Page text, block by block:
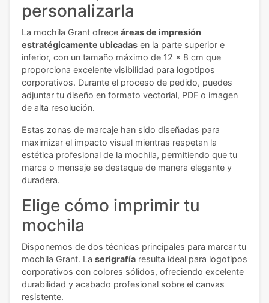
personalizarla
La mochila Grant ofrece áreas de impresión
estratégicamente ubicadas en la parte superior e
inferior, con un tamaño máximo de 12 x 8 cm que
proporciona excelente visibilidad para logotipos
corporativos. Durante el proceso de pedido, puedes
adjuntar tu diseño en formato vectorial, PDF o imagen
de alta resolución.
Estas zonas de marcaje han sido diseñadas para
maximizar el impacto visual mientras respetan la
estética profesional de la mochila, permitiendo que tu
marca o mensaje se destaque de manera elegante y
duradera.
Elige cómo imprimir tu
mochila
Disponemos de dos técnicas principales para marcar tu
mochila Grant. La serigrafía resulta ideal para logotipos
corporativos con colores sólidos, ofreciendo excelente
durabilidad y acabado profesional sobre el canvas
resistente.